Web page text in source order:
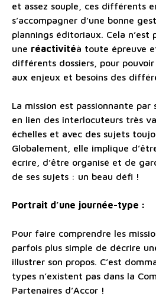
et assez souple, ces différents
s’accompagner d’une bonne
plannings éditoriaux. Cela n’est
une réactivitéà toute épreuve
différents dossiers, pour
aux enjeux et besoins des
La mission est passionnante
en lien des interlocuteurs très
échelles et avec des sujets
Globalement, elle implique
écrire, d’être organisé et de
de ses sujets : un beau défi !
Portrait d’une journée-type :
Pour faire comprendre les
parfois plus simple de décrire
illustrer son propos. C’est
types n’existent pas dans la
Partenaires d’Accor !